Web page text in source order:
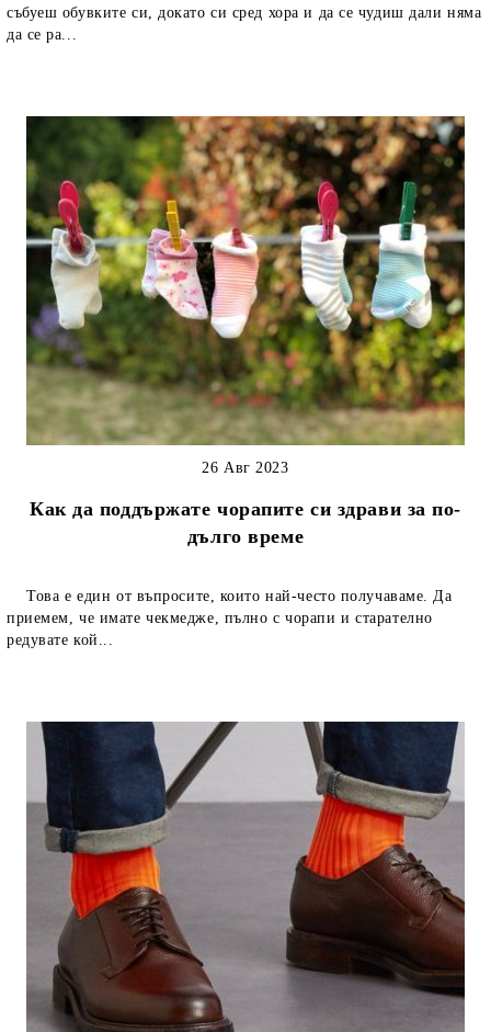
събуеш обувките си, докато си сред хора и да се чудиш дали няма
да се ра...
Как да поддържате чорапите си здрави за по-
дълго време
26 Авг 2023
Това е един от въпросите, които най-често получаваме. Да
приемем, че имате чекмедже, пълно с чорапи и старателно
редувате кой...